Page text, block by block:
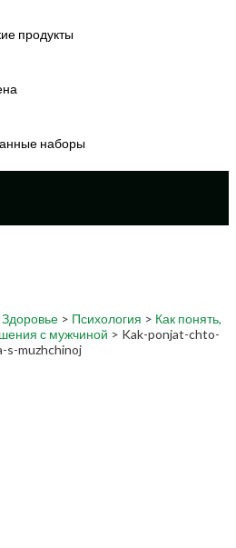
продукты
наборы
Здоровье > Психология > Как понять,
с мужчиной > Kak-ponjat-chto-
s-muzhchinoj